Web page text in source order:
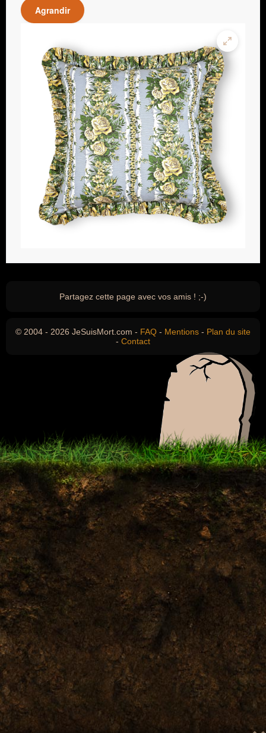
Agrandir
Partagez cette page avec vos amis ! ;-)
© 2004 - 2026 JeSuisMort.com - FAQ - Mentions - Plan du site
- Contact